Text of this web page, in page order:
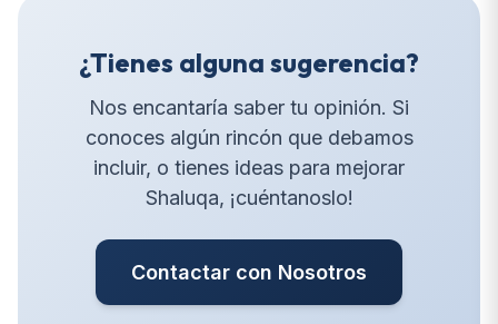
¿Tienes alguna sugerencia?
Nos encantaría saber tu opinión. Si
conoces algún rincón que debamos
incluir, o tienes ideas para mejorar
Shaluqa, ¡cuéntanoslo!
Contactar con Nosotros